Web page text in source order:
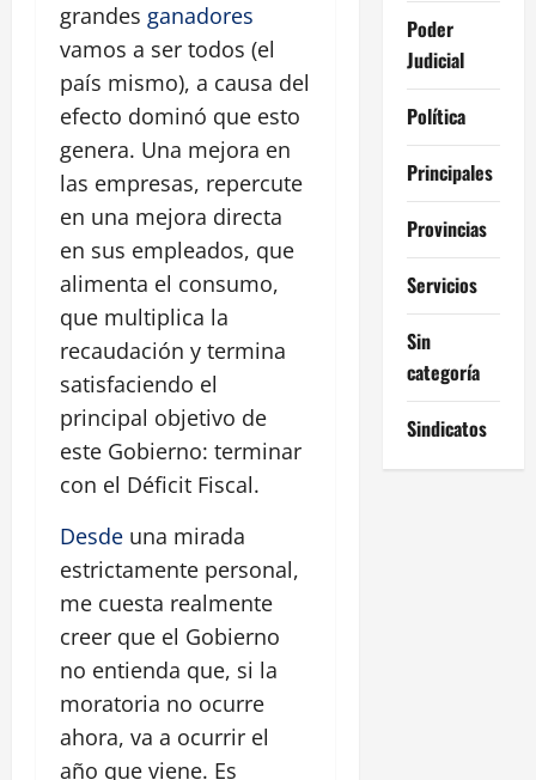
grandes ganadores
vamos a ser todos (el
país mismo), a causa del
efecto dominó que esto
genera. Una mejora en
las empresas, repercute
en una mejora directa
en sus empleados, que
alimenta el consumo,
que multiplica la
recaudación y termina
satisfaciendo el
principal objetivo de
este Gobierno: terminar
con el Déficit Fiscal.
Desde una mirada
estrictamente personal,
me cuesta realmente
creer que el Gobierno
no entienda que, si la
moratoria no ocurre
ahora, va a ocurrir el
año que viene. Es
Poder
Judicial
Política
Principales
Provincias
Servicios
Sin
categoría
Sindicatos